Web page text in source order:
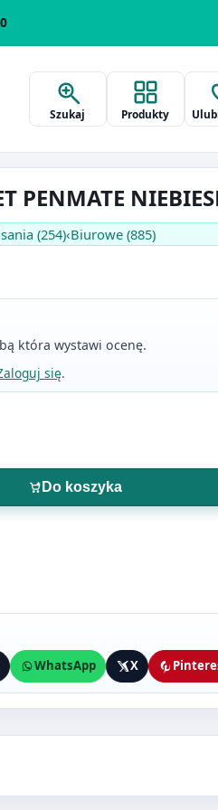
Szukaj Produkty
PENMATE
(254)‹Biurowe (885)
która wystawi ocenę.
się.
Do koszyka
WhatsApp X